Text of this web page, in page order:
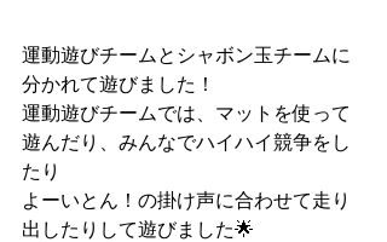
運動遊びチームとシャボン玉チームに
分かれて遊びました！
運動遊びチームでは、マットを使って
遊んだり、みんなでハイハイ競争をし
たり
よーいとん！の掛け声に合わせて走り
出したりして遊びました🌟